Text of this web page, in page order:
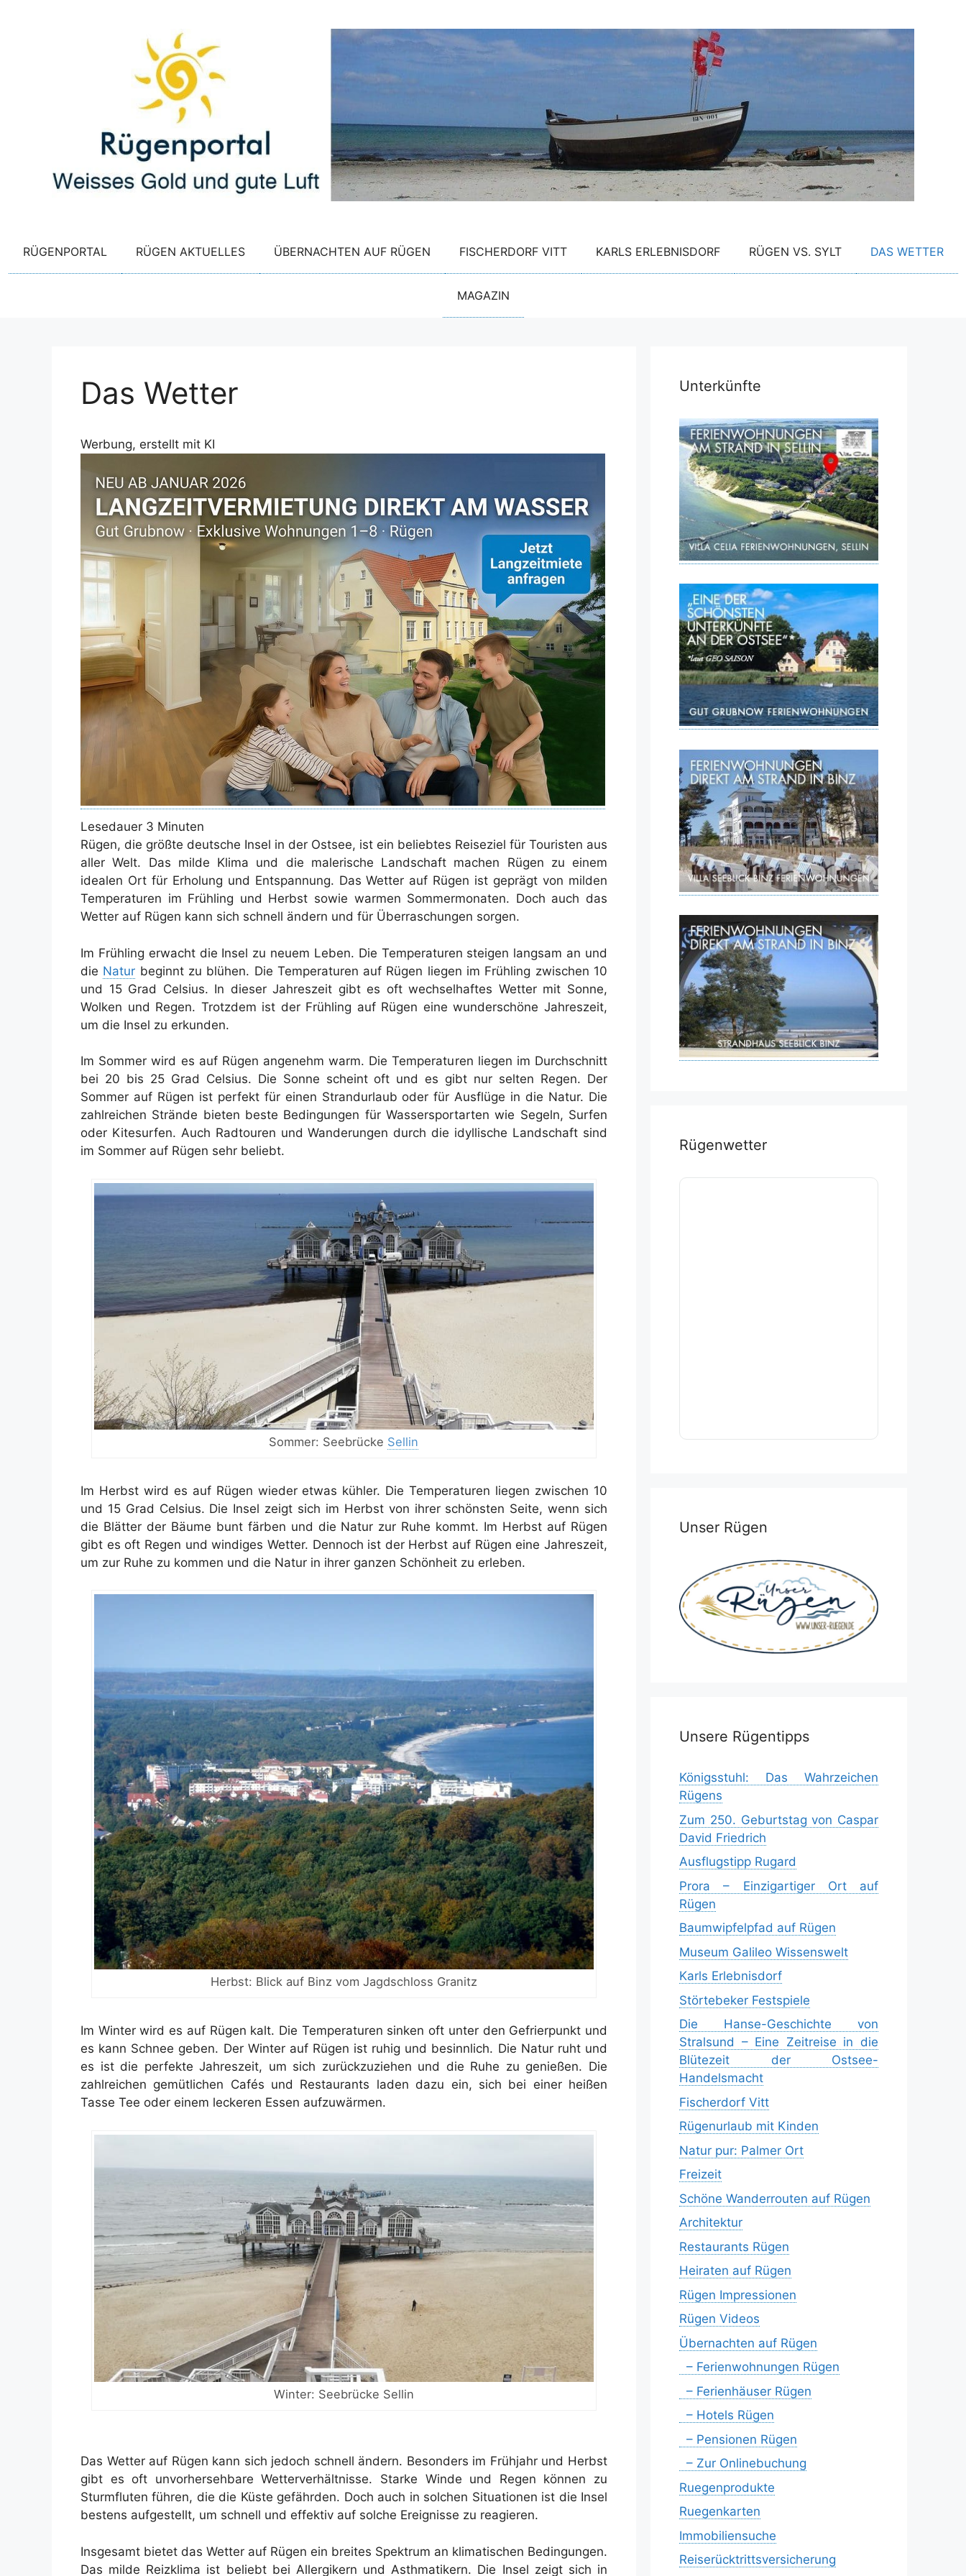
RÜGENPORTAL RÜGEN AKTUELLES ÜBERNACHTEN AUF RÜGEN FISCHERDORF VITT KARLS ERLEBNISDORF RÜGEN VS. SYLT DAS WETTER
MAGAZIN
Das Wetter
Werbung, erstellt mit KI
Lesedauer 3 Minuten
Rügen, die größte deutsche Insel in der Ostsee, ist ein beliebtes Reiseziel für Touristen aus
aller Welt. Das milde Klima und die malerische Landschaft machen Rügen zu einem
idealen Ort für Erholung und Entspannung. Das Wetter auf Rügen ist geprägt von milden
Temperaturen im Frühling und Herbst sowie warmen Sommermonaten. Doch auch das
Wetter auf Rügen kann sich schnell ändern und für Überraschungen sorgen.
Im Frühling erwacht die Insel zu neuem Leben. Die Temperaturen steigen langsam an und
die Natur beginnt zu blühen. Die Temperaturen auf Rügen liegen im Frühling zwischen 10
und 15 Grad Celsius. In dieser Jahreszeit gibt es oft wechselhaftes Wetter mit Sonne,
Wolken und Regen. Trotzdem ist der Frühling auf Rügen eine wunderschöne Jahreszeit,
um die Insel zu erkunden.
Im Sommer wird es auf Rügen angenehm warm. Die Temperaturen liegen im Durchschnitt
bei 20 bis 25 Grad Celsius. Die Sonne scheint oft und es gibt nur selten Regen. Der
Sommer auf Rügen ist perfekt für einen Strandurlaub oder für Ausflüge in die Natur. Die
zahlreichen Strände bieten beste Bedingungen für Wassersportarten wie Segeln, Surfen
oder Kitesurfen. Auch Radtouren und Wanderungen durch die idyllische Landschaft sind
im Sommer auf Rügen sehr beliebt.
Sommer: Seebrücke Sellin
Im Herbst wird es auf Rügen wieder etwas kühler. Die Temperaturen liegen zwischen 10
und 15 Grad Celsius. Die Insel zeigt sich im Herbst von ihrer schönsten Seite, wenn sich
die Blätter der Bäume bunt färben und die Natur zur Ruhe kommt. Im Herbst auf Rügen
gibt es oft Regen und windiges Wetter. Dennoch ist der Herbst auf Rügen eine Jahreszeit,
um zur Ruhe zu kommen und die Natur in ihrer ganzen Schönheit zu erleben.
Herbst: Blick auf Binz vom Jagdschloss Granitz
Im Winter wird es auf Rügen kalt. Die Temperaturen sinken oft unter den Gefrierpunkt und
es kann Schnee geben. Der Winter auf Rügen ist ruhig und besinnlich. Die Natur ruht und
es ist die perfekte Jahreszeit, um sich zurückzuziehen und die Ruhe zu genießen. Die
zahlreichen gemütlichen Cafés und Restaurants laden dazu ein, sich bei einer heißen
Tasse Tee oder einem leckeren Essen aufzuwärmen.
Winter: Seebrücke Sellin
Das Wetter auf Rügen kann sich jedoch schnell ändern. Besonders im Frühjahr und Herbst
gibt es oft unvorhersehbare Wetterverhältnisse. Starke Winde und Regen können zu
Sturmfluten führen, die die Küste gefährden. Doch auch in solchen Situationen ist die Insel
bestens aufgestellt, um schnell und effektiv auf solche Ereignisse zu reagieren.
Insgesamt bietet das Wetter auf Rügen ein breites Spektrum an klimatischen Bedingungen.
Das milde Reizklima ist beliebt bei Allergikern und Asthmatikern. Die Insel zeigt sich in
Unterkünfte
Rügenwetter
Unser Rügen
Unsere Rügentipps
Königsstuhl: Das Wahrzeichen
Rügens
Zum 250. Geburtstag von Caspar
David Friedrich
Ausflugstipp Rugard
Prora – Einzigartiger Ort auf
Rügen
Baumwipfelpfad auf Rügen
Museum Galileo Wissenswelt
Karls Erlebnisdorf
Störtebeker Festspiele
Die Hanse-Geschichte von
Stralsund – Eine Zeitreise in die
Blütezeit der Ostsee-
Handelsmacht
Fischerdorf Vitt
Rügenurlaub mit Kinden
Natur pur: Palmer Ort
Freizeit
Schöne Wanderrouten auf Rügen
Architektur
Restaurants Rügen
Heiraten auf Rügen
Rügen Impressionen
Rügen Videos
Übernachten auf Rügen
– Ferienwohnungen Rügen
– Ferienhäuser Rügen
– Hotels Rügen
– Pensionen Rügen
– Zur Onlinebuchung
Ruegenprodukte
Ruegenkarten
Immobiliensuche
Reiserücktrittsversicherung